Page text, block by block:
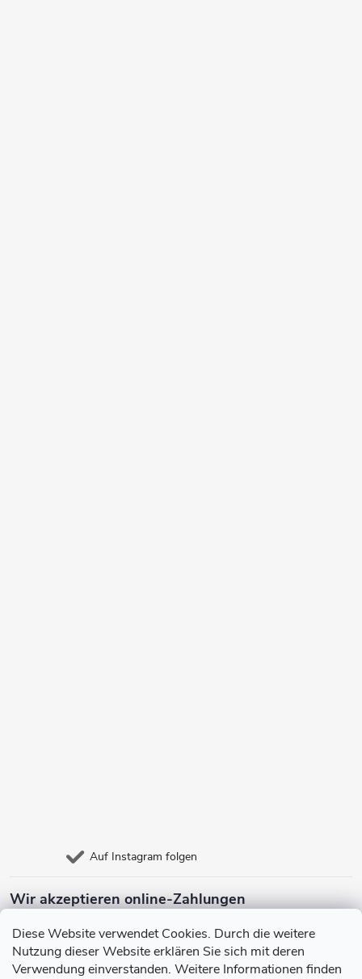
Diese Website verwendet Cookies. Durch die weitere
Nutzung dieser Website erklären Sie sich mit deren
Verwendung einverstanden. Weitere Informationen finden
Auf Instagram folgen
Wir akzeptieren online-Zahlungen